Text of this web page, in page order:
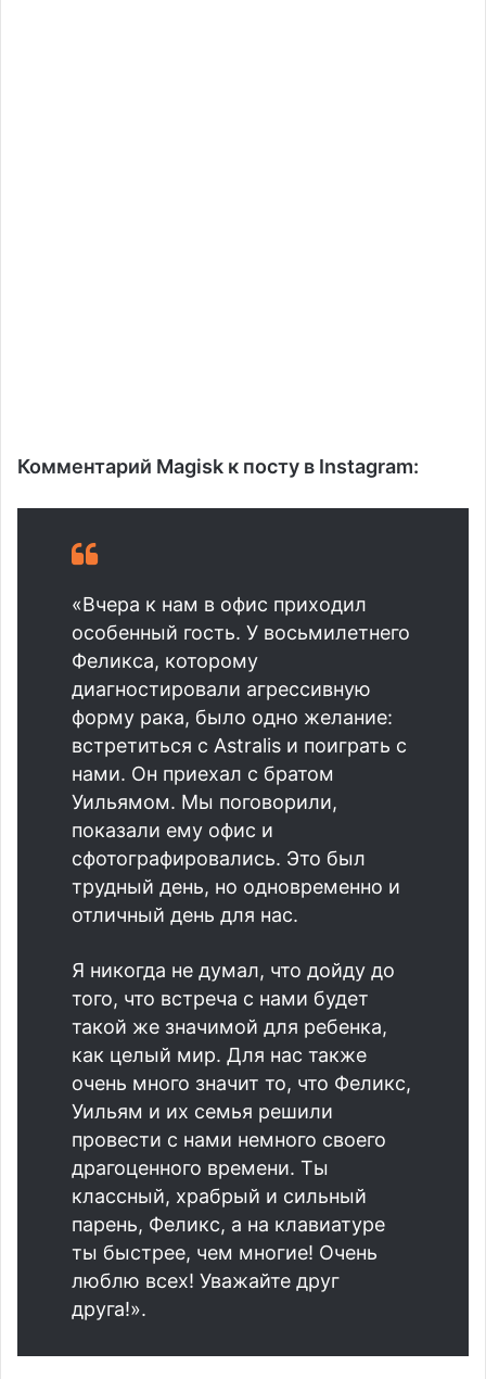
Комментарий Magisk к посту в Instagram:
«Вчера к нам в офис приходил
особенный гость. У восьмилетнего
Феликса, которому
диагностировали агрессивную
форму рака, было одно желание:
встретиться с Astralis и поиграть с
нами. Он приехал с братом
Уильямом. Мы поговорили,
показали ему офис и
сфотографировались. Это был
трудный день, но одновременно и
отличный день для нас.
Я никогда не думал, что дойду до
того, что встреча с нами будет
такой же значимой для ребенка,
как целый мир. Для нас также
очень много значит то, что Феликс,
Уильям и их семья решили
провести с нами немного своего
драгоценного времени. Ты
классный, храбрый и сильный
парень, Феликс, а на клавиатуре
ты быстрее, чем многие! Очень
люблю всех! Уважайте друг
друга!».